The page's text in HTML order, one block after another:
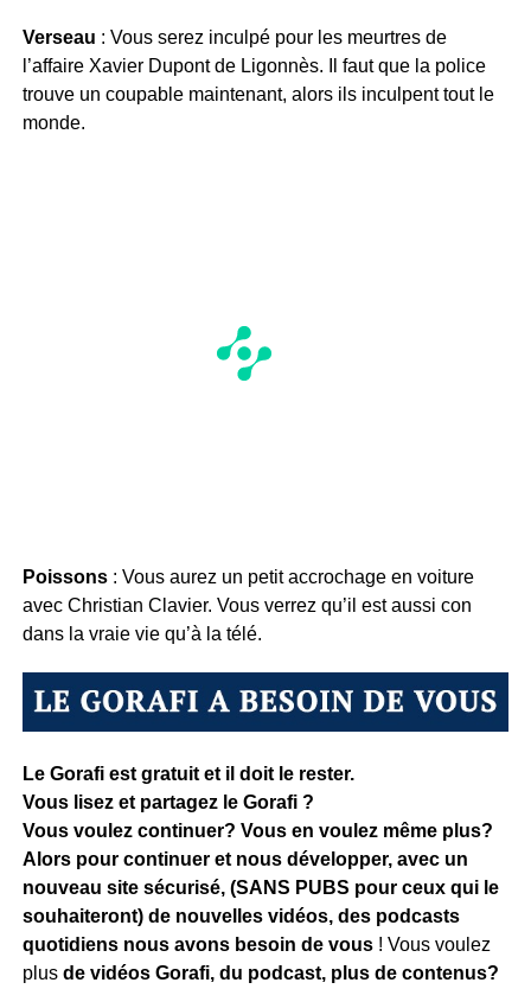
Verseau : Vous serez inculpé pour les meurtres de
l’affaire Xavier Dupont de Ligonnès. Il faut que la police
trouve un coupable maintenant, alors ils inculpent tout le
monde.
Poissons : Vous aurez un petit accrochage en voiture
avec Christian Clavier. Vous verrez qu’il est aussi con
dans la vraie vie qu’à la télé.
Le Gorafi est gratuit et il doit le rester.
Vous lisez et partagez le Gorafi ?
Vous voulez continuer? Vous en voulez même plus?
Alors pour continuer et nous développer, avec un
nouveau site sécurisé, (SANS PUBS pour ceux qui le
souhaiteront) de nouvelles vidéos, des podcasts
quotidiens nous avons besoin de vous ! Vous voulez
plus de vidéos Gorafi, du podcast, plus de contenus?